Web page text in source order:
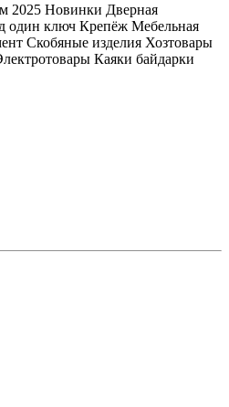
2025 Новинки Дверная
один ключ Крепёж Мебельная
Скобяные изделия Хозтовары
Каяки байдарки